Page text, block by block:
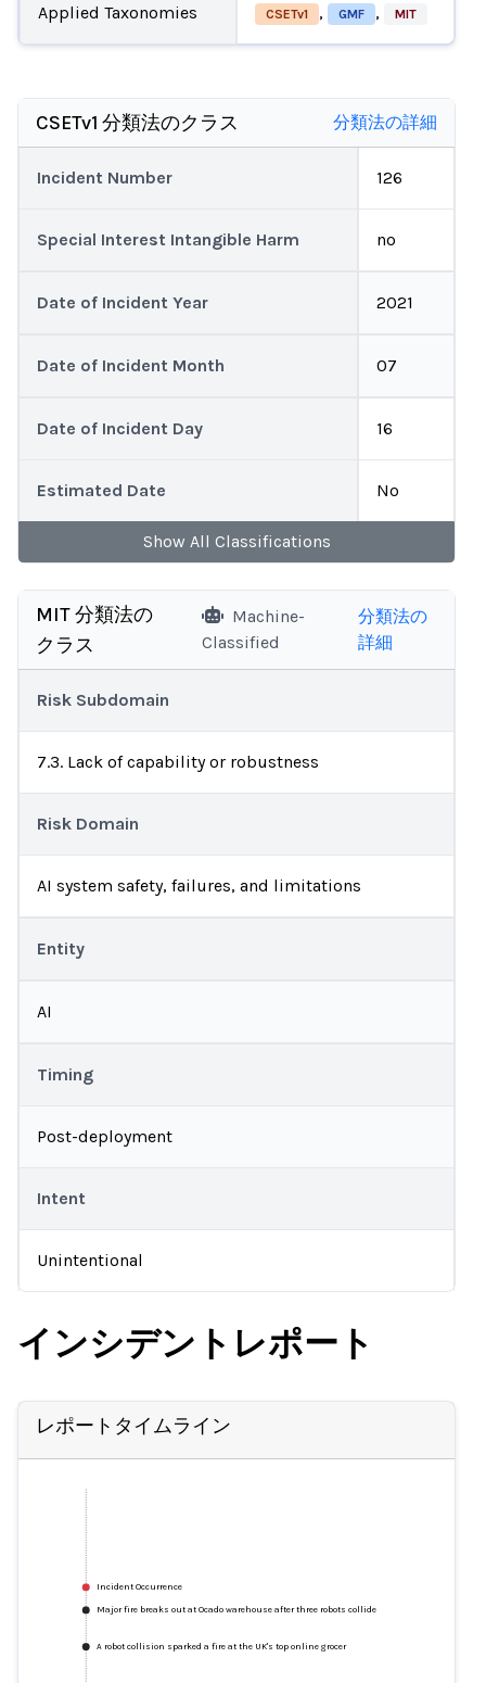
Applied Taxonomies CSETv1 , GMF , MIT
CSETv1 分類法のクラス 分類法の詳細
Incident Number 126
Special Interest Intangible Harm no
Date of Incident Year 2021
Date of Incident Month 07
Date of Incident Day 16
Estimated Date No
Show All Classifications
MIT 分類法の
クラス
Machine-
Classified
分類法の
詳細
Risk Subdomain
7.3. Lack of capability or robustness
Risk Domain
AI system safety, failures, and limitations
Entity
AI
Timing
Post-deployment
Intent
Unintentional
インシデントレポート
レポートタイムライン
Incident Occurrence
Major fire breaks out at Ocado warehouse after three robots collide
A robot collision sparked a fire at the UK's top online grocer